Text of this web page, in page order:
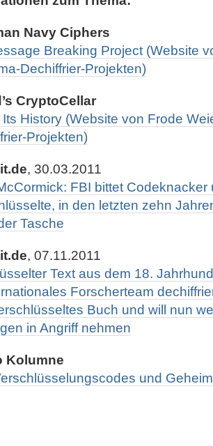
Navy Ciphers
Breaking Project (Website
Dechiffrier-Projekten)
CryptoCellar
History (Website von Frode
Projekten)
, 30.03.2011
FBI bittet Codeknacker
in den letzten zehn
Tasche
, 07.11.2011
Text aus dem 18.
Forscherteam
Buch und will nun
in Angriff nehmen
Kolumne
und